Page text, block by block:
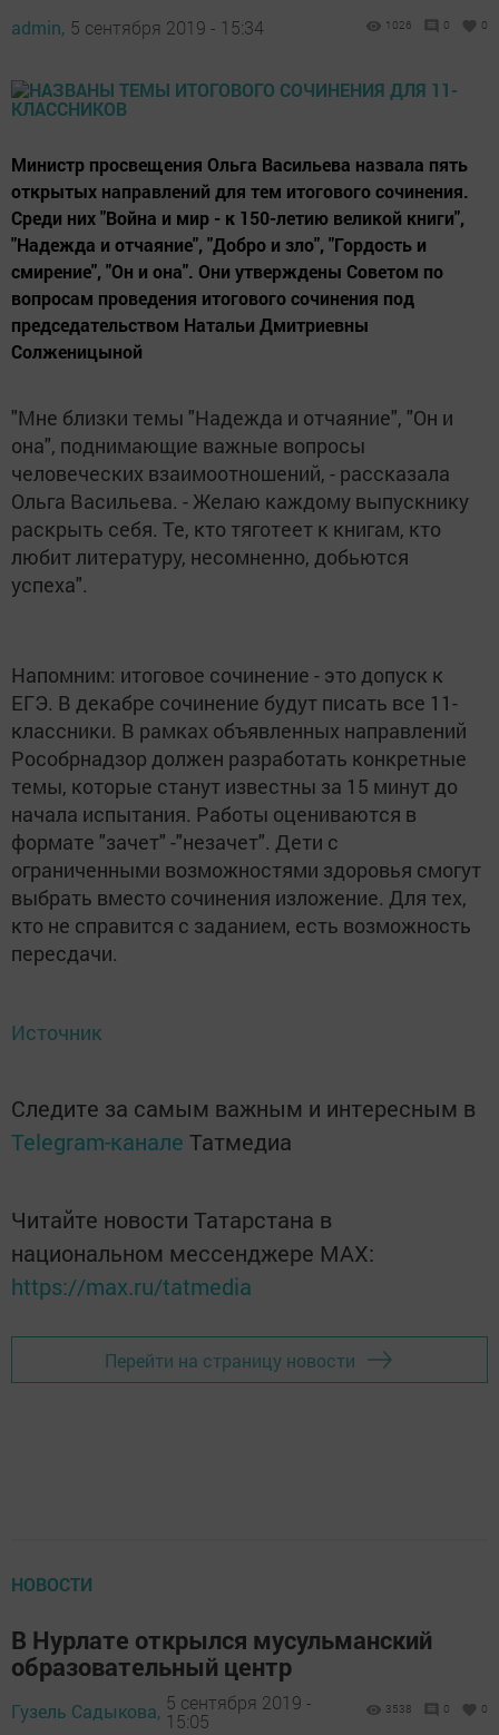
admin, 5 сентября 2019 - 15:34 1026 0 0
Министр просвещения Ольга Васильева назвала пять
открытых направлений для тем итогового сочинения.
Среди них "Война и мир - к 150-летию великой книги",
"Надежда и отчаяние", "Добро и зло", "Гордость и
смирение", "Он и она". Они утверждены Советом по
вопросам проведения итогового сочинения под
председательством Натальи Дмитриевны
Солженицыной
"Мне близки темы "Надежда и отчаяние", "Он и
она", поднимающие важные вопросы
человеческих взаимоотношений, - рассказала
Ольга Васильева. - Желаю каждому выпускнику
раскрыть себя. Те, кто тяготеет к книгам, кто
любит литературу, несомненно, добьются
успеха".
Напомним: итоговое сочинение - это допуск к
ЕГЭ. В декабре сочинение будут писать все 11-
классники. В рамках объявленных направлений
Рособрнадзор должен разработать конкретные
темы, которые станут известны за 15 минут до
начала испытания. Работы оцениваются в
формате "зачет" -"незачет". Дети с
ограниченными возможностями здоровья смогут
выбрать вместо сочинения изложение. Для тех,
кто не справится с заданием, есть возможность
пересдачи.
Источник
Следите за самым важным и интересным в
Telegram-канале Татмедиа
Читайте новости Татарстана в
национальном мессенджере MАХ:
https://max.ru/tatmedia
Перейти на страницу новости
НОВОСТИ
В Нурлате открылся мусульманский
образовательный центр
Гузель Садыкова, 5 сентября 2019 -
15:05
3538 0 0